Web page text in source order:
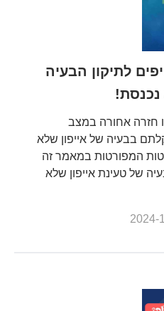
לא נטען? 8 טיפים לתיקון הבעיה
נכנסת!
חזרה אחורה במצב
בבעיה של אייפון שלא
המפורטות במאמר זה
של טעינת אייפון שלא
2024-